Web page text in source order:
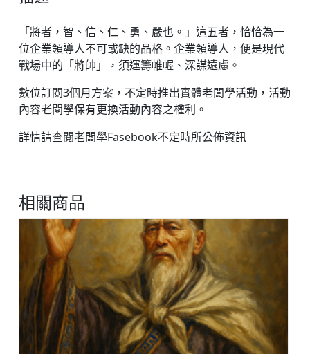
案
量「將者，智、信、仁、勇、嚴也。」這五者，恰恰為一
位企業領導人不可或缺的品格。企業領導人，便是現代
戰場中的「將帥」，須運籌帷幄、深謀遠慮。
數位訂閱3個月方案，不定時推出實體老闆學活動，活動
內容老闆學保有更換活動內容之權利。
詳情請查閱老闆學Fasebook不定時所公佈資訊
相關商品